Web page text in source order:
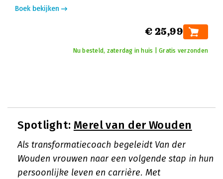
Boek bekijken
€ 25,99
Nu besteld, zaterdag in huis | Gratis verzonden
Spotlight: Merel van der Wouden
Als transformatiecoach begeleidt Van der
Wouden vrouwen naar een volgende stap in hun
persoonlijke leven en carrière. Met